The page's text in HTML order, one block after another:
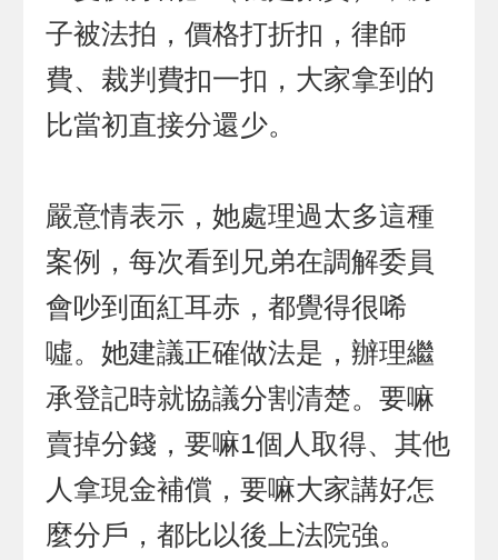
子被法拍，價格打折扣，律師
費、裁判費扣一扣，大家拿到的
比當初直接分還少。
嚴意情表示，她處理過太多這種
案例，每次看到兄弟在調解委員
會吵到面紅耳赤，都覺得很唏
噓。她建議正確做法是，辦理繼
承登記時就協議分割清楚。要嘛
賣掉分錢，要嘛1個人取得、其他
人拿現金補償，要嘛大家講好怎
麼分戶，都比以後上法院強。